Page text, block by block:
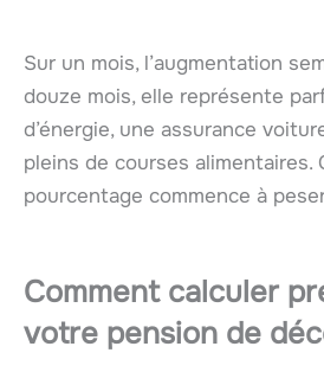
Sur un mois, l’augmentation
douze mois, elle représente
d’énergie, une assurance
pleins de courses alimentaires.
pourcentage commence à
Comment calculer
votre pension de